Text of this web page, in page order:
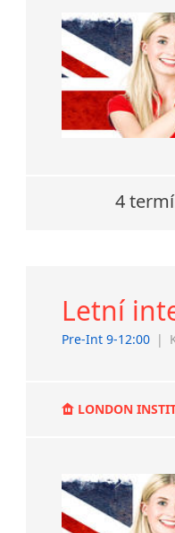
4
Letní
Pre-Int 9-12:00 |
LONDON